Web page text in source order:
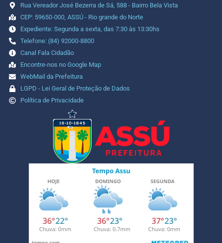
Rua Vereador José Bezerra de Sá, 588 - Bairro Bela Vista
CEP: 59650-000, ASSÚ - Rio grande do Norte
Expediente: Segunda a sexta, das 7:30 às 13:30hs
Telefone: (84) 92000-8800
Canal Fala Cidadão
Encontre-nos no Google Map
WebMail da Prefeitura
LGPD - Lei Geral de Proteção de Dados
Política de Privacidade